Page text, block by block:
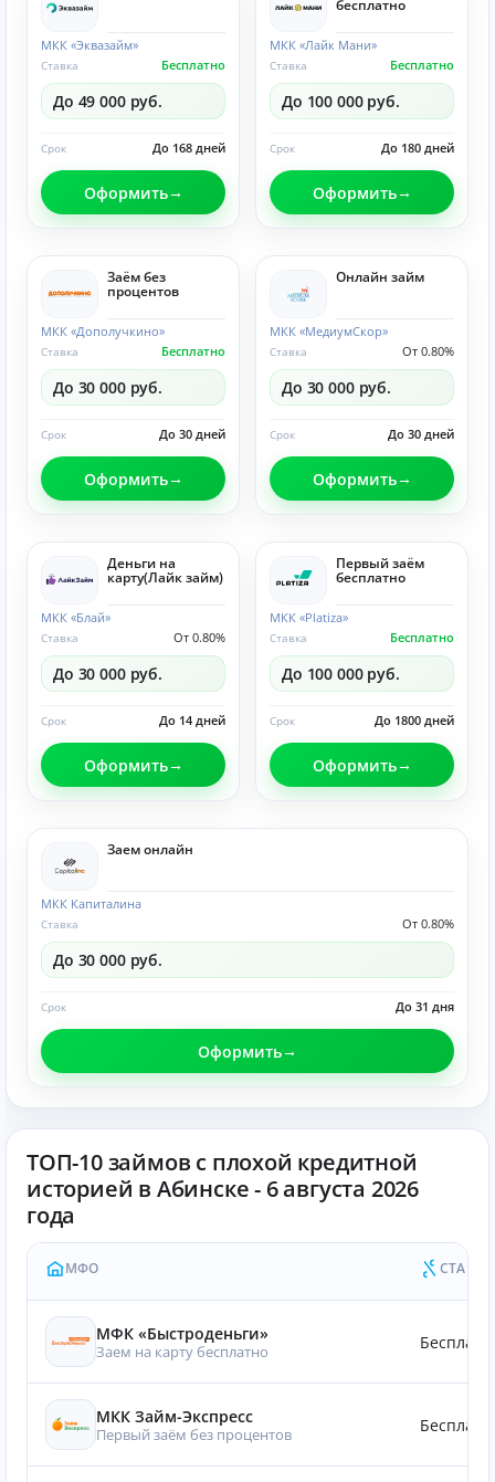
МКК «Эквазайм»
Бесплатно
Ставка
До 49 000 руб.
До 168 дней
Срок
Оформить
бесплатно
МКК «Лайк Мани»
Бесплатно
Ставка
До 100 000 руб.
До 180 дней
Срок
Оформить
Заём без
процентов
МКК «Дополучкино»
Бесплатно
Ставка
До 30 000 руб.
До 30 дней
Срок
Оформить
Онлайн займ
МКК «МедиумСкор»
От 0.80%
Ставка
До 30 000 руб.
До 30 дней
Срок
Оформить
Деньги на
карту(Лайк займ)
МКК «Блай»
От 0.80%
Ставка
До 30 000 руб.
До 14 дней
Срок
Оформить
Первый заём
бесплатно
МКК «Platiza»
Бесплатно
Ставка
До 100 000 руб.
До 1800 дней
Срок
Оформить
Заем онлайн
МКК Капиталина
От 0.80%
Ставка
До 30 000 руб.
До 31 дня
Срок
Оформить
ТОП-10 займов с плохой кредитной
историей в Абинске - 6 августа 2026
года
МФО СТАВКА
МФК «Быстроденьги»
Заем на карту бесплатно
МКК Займ-Экспресс
Первый заём без процентов